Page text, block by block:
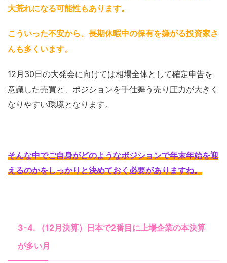
大荒れになる可能性もあります。
こういった不安から、長期休暇中の保有を嫌がる投資家さ
んも多くいます。
12月30日の大発会に向けては相場全体として確定申告を
意識した売買と、ポジションを手仕舞う売り圧力が大きく
なりやすい環境となります。
そんな中でご自身がどのようなポジションで年末年始を迎
えるのかをしっかりと決めておく必要がありますね。
3-4. （12月決算）日本で2番目に上場企業の本決算
が多い月